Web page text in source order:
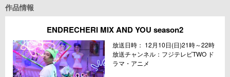
作品情報
ENDRECHERI MIX AND YOU season2
放送日時： 12月10日(日)21時～22時
放送チャンネル：フジテレビTWO ド
ラマ・アニメ